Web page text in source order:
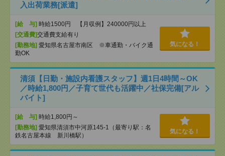
入出荷業務[派遣]
[給 与] 時給1500円 【月収例】240000円以上
[交通費]交通費支給有り
[勤務地] 愛知県名古屋市南区 ※車通勤・バイク通
勤OK
気になる！
清須【日勤・施設内看護スタッフ】週1日4時間～OK
／時給1,800円／子育て世代も活躍中／社保完備[アル
バイト]
[給 与] 時給1,800円～
[勤務地] 愛知県清須市中河原145-1（最寄り駅：名
鉄名古屋本線 新川橋駅）
気になる！